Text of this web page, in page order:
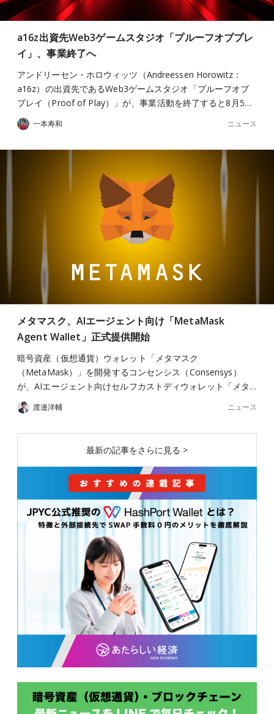
a16z出資先Web3ゲームスタジオ「プルーフオブプレ
イ」、事業終了へ
アンドリーセン・ホロウィッツ（Andreessen Horowitz：
a16z）の出資先であるWeb3ゲームスタジオ「プルーフオブ
プレイ（Proof of Play）」が、事業活動を終了すると8月5…
一本寿和 ニュース
メタマスク、AIエージェント向け「MetaMask
Agent Wallet」正式提供開始
暗号資産（仮想通貨）ウォレット「メタマスク
（MetaMask）」を開発するコンセンシス（Consensys）
が、AIエージェント向けセルフカストディウォレット「メタ…
渡邉洋輔 ニュース
最新の記事をさらに見る >